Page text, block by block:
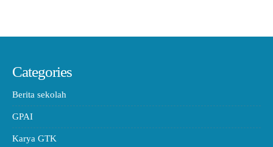
Categories
Berita sekolah
GPAI
Karya GTK